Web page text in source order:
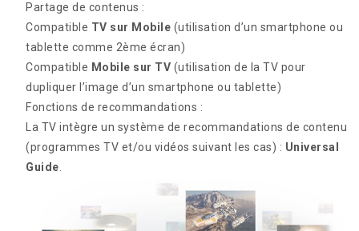
Partage de contenus :
Compatible TV sur Mobile (utilisation d’un smartphone ou
tablette comme 2ème écran)
Compatible Mobile sur TV (utilisation de la TV pour
dupliquer l’image d’un smartphone ou tablette)
Fonctions de recommandations :
La TV intègre un système de recommandations de contenu
(programmes TV et/ou vidéos suivant les cas) : Universal
Guide.